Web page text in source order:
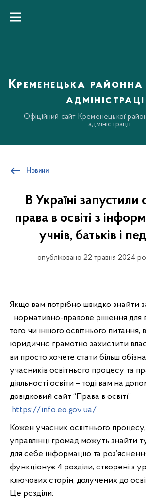
вмістуMenu
Кременецька
Офіційний сайт Кременецької
адміністрації
Новини
В Україні запустили
права в освіті з
учнів, батьків і
опубліковано 22 травня 2024
Якщо вам потрібно швидко знайти
нормативно-правове рішення для
того чи іншого освітнього питання,
юридично грамотно захистити
ви просто хочете стати більш
учасників освітнього процесу та
діяльності освіти – тоді вам на
довідковий сайт “Права в освіті”
https://info.eo.gov.ua/.
Кожен учасник освітнього
управлінці громад можуть знайти
для себе інформацію та
функціонує 4 розділи, створені з
ключових сторін, долучених до
Це розділи: